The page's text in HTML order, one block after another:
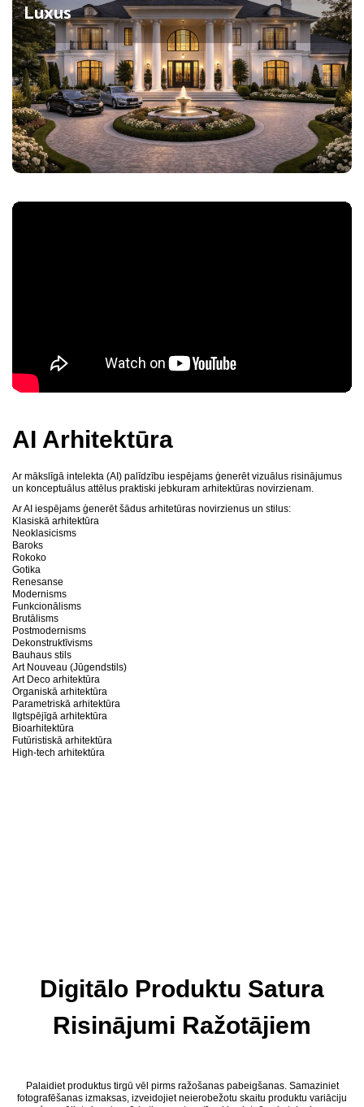
Luxus
AI Arhitektūra
Ar mākslīgā intelekta (AI) palīdzību iespējams ģenerēt vizuālus risinājumus
un konceptuālus attēlus praktiski jebkuram arhitektūras novirzienam.
Ar AI iespējams ģenerēt šādus arhitetūras novirzienus un stilus:
Klasiskā arhitektūra
Neoklasicisms
Baroks
Rokoko
Gotika
Renesanse
Modernisms
Funkcionālisms
Brutālisms
Postmodernisms
Dekonstruktīvisms
Bauhaus stils
Art Nouveau (Jūgendstils)
Art Deco arhitektūra
Organiskā arhitektūra
Parametriskā arhitektūra
Ilgtspējīgā arhitektūra
Bioarhitektūra
Futūristiskā arhitektūra
High-tech arhitektūra
Digitālo Produktu Satura
Risinājumi Ražotājiem
Palaidiet produktus tirgū vēl pirms ražošanas pabeigšanas. Samaziniet
fotografēšanas izmaksas, izveidojiet neierobežotu skaitu produktu variāciju